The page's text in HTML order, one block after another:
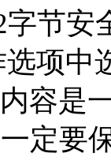
节安
项中
容是
定要